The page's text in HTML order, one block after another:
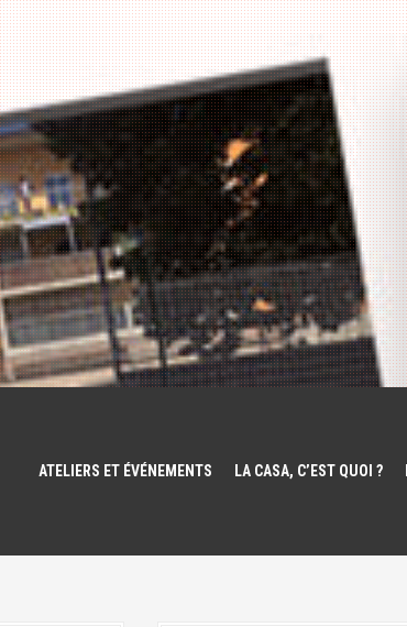
ATELIERS ET ÉVÉNEMENTS LA CASA, C’EST QUOI ?